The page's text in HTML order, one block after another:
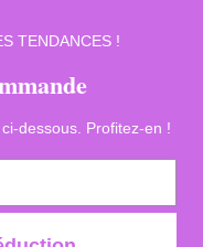
TENDANCES !
dessous. Profitez-en !